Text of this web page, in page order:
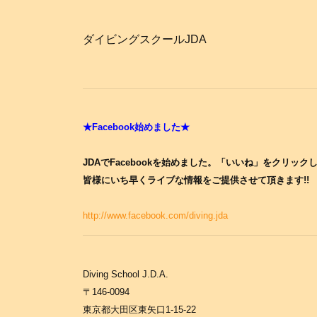
ダイビングスクールJDA
★Facebook始めました★
JDAでFacebookを始めました。「いいね」をクリック
皆様にいち早くライブな情報をご提供させて頂きます!!
http://www.facebook.com/diving.jda
Diving School J.D.A.
〒146-0094
東京都大田区東矢口1-15-22